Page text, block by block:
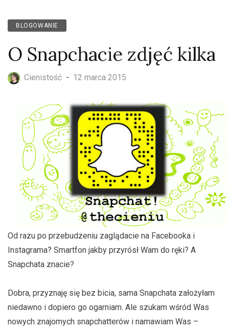
BLOGOWANIE
O Snapchacie zdjęć kilka
Cienistość - 12 marca 2015
Od razu po przebudzeniu zaglądacie na Facebooka i
Instagrama? Smartfon jakby przyrósł Wam do ręki? A
Snapchata znacie?
Dobra, przyznaję się bez bicia, sama Snapchata założyłam
niedawno i dopiero go ogarniam. Ale szukam wśród Was
nowych znajomych snapchatterów i namawiam Was –